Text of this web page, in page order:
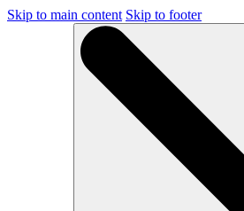
Skip to main content Skip to footer